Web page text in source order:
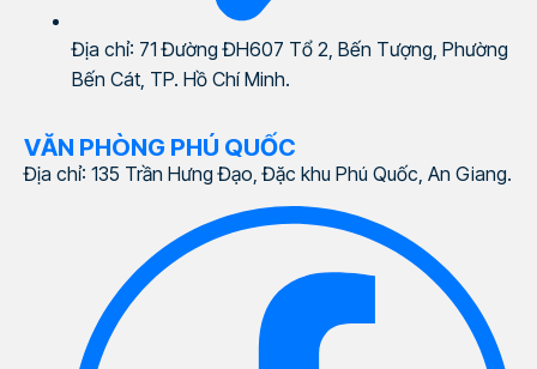
Địa chỉ: 71 Đường ĐH607 Tổ 2, Bến Tượng, Phường
Bến Cát, TP. Hồ Chí Minh.
VĂN PHÒNG PHÚ QUỐC
Địa chỉ: 135 Trần Hưng Đạo, Đặc khu Phú Quốc, An Giang.